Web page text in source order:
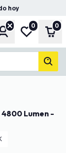
hoy
CuentaMi lista de
0 0